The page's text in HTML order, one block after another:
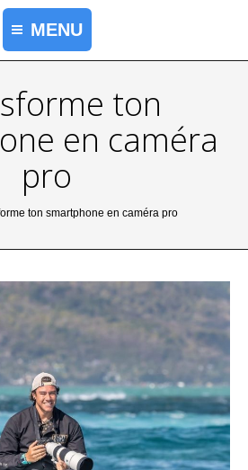
MENU
ton
en caméra
pro
ton smartphone en caméra pro